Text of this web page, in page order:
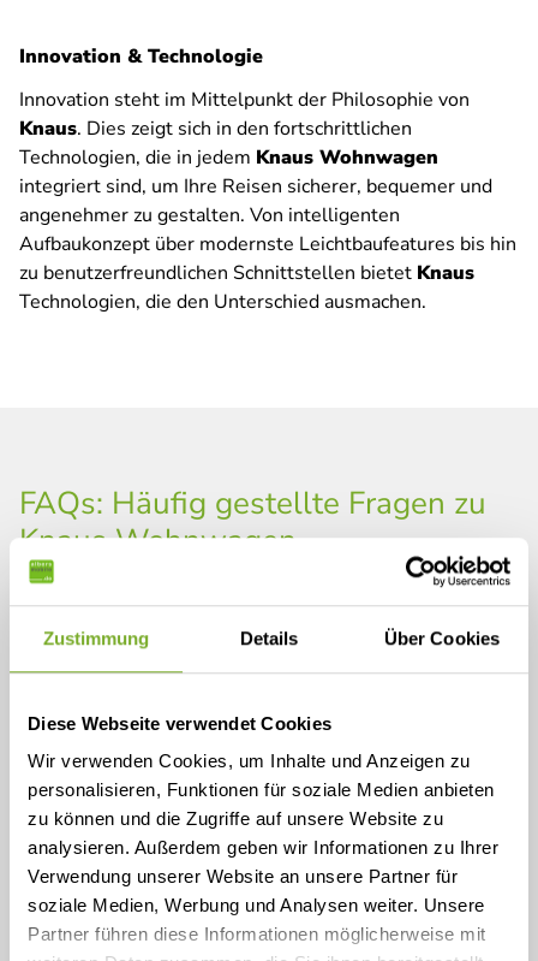
Zustimmung Details Über Cookies
Diese Webseite verwendet Cookies
Wir verwenden Cookies, um Inhalte und Anzeigen zu
personalisieren, Funktionen für soziale Medien anbieten
zu können und die Zugriffe auf unsere Website zu
analysieren. Außerdem geben wir Informationen zu Ihrer
Verwendung unserer Website an unsere Partner für
soziale Medien, Werbung und Analysen weiter. Unsere
Partner führen diese Informationen möglicherweise mit
Innovation & Technologie
Innovation steht im Mittelpunkt der Philosophie von
Knaus. Dies zeigt sich in den fortschrittlichen
Technologien, die in jedem Knaus Wohnwagen
integriert sind, um Ihre Reisen sicherer, bequemer und
angenehmer zu gestalten. Von intelligenten
Aufbaukonzept über modernste Leichtbaufeatures bis hin
zu benutzerfreundlichen Schnittstellen bietet Knaus
Technologien, die den Unterschied ausmachen.
FAQs: Häufig gestellte Fragen zu
Knaus Wohnwagen
Was macht Knaus Wohnwagen so besonders?
Kann ich meinen Knaus Wohnwagen individuell
anpassen?
Bietet Albers Mobile GmbH
Finanzierungsmöglichkeiten für den Kauf eines
Wohnwagens an?